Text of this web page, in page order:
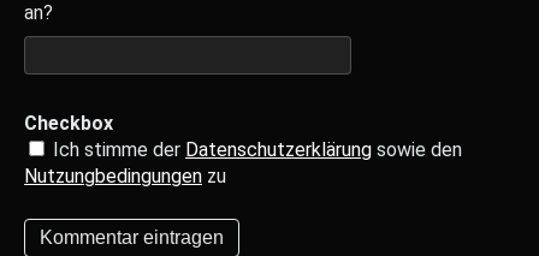
an?
Checkbox
Ich stimme der Datenschutzerklärung sowie den
Nutzungbedingungen zu